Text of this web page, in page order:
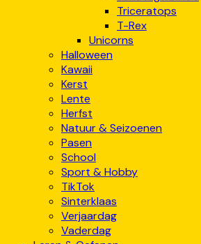
Triceratops
T-Rex
Unicorns
Halloween
Kawaii
Kerst
Lente
Herfst
Natuur & Seizoenen
Pasen
School
Sport & Hobby
TikTok
Sinterklaas
Verjaardag
Vaderdag